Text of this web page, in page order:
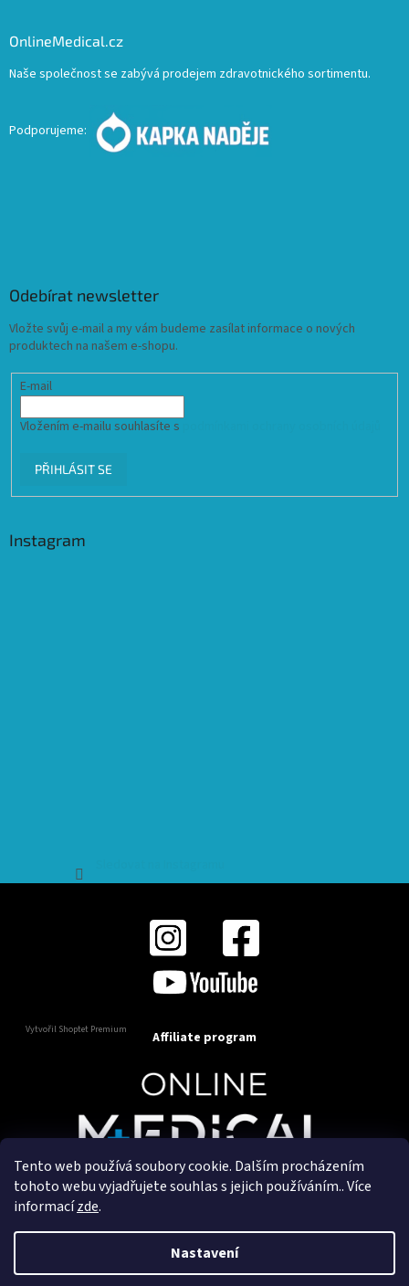
Tento web používá soubory cookie. Dalším procházením
tohoto webu vyjadřujete souhlas s jejich používáním.. Více
informacízde.
Nastavení
OnlineMedical.cz
Naše společnost se zabývá prodejem zdravotnického sortimentu.
Podporujeme:
Odebírat newsletter
Vložte svůj e-mail a my vám budeme zasílat informace o nových
produktech na našem e-shopu.
E-mail
Vložením e-mailu souhlasíte s
PŘIHLÁSIT SE
Instagram
Vytvořil Shoptet Premium Affiliate program
Copyright 2025OnlineMedical.cz. Všechna práva
Vytvořil a marketingově zajišťuje